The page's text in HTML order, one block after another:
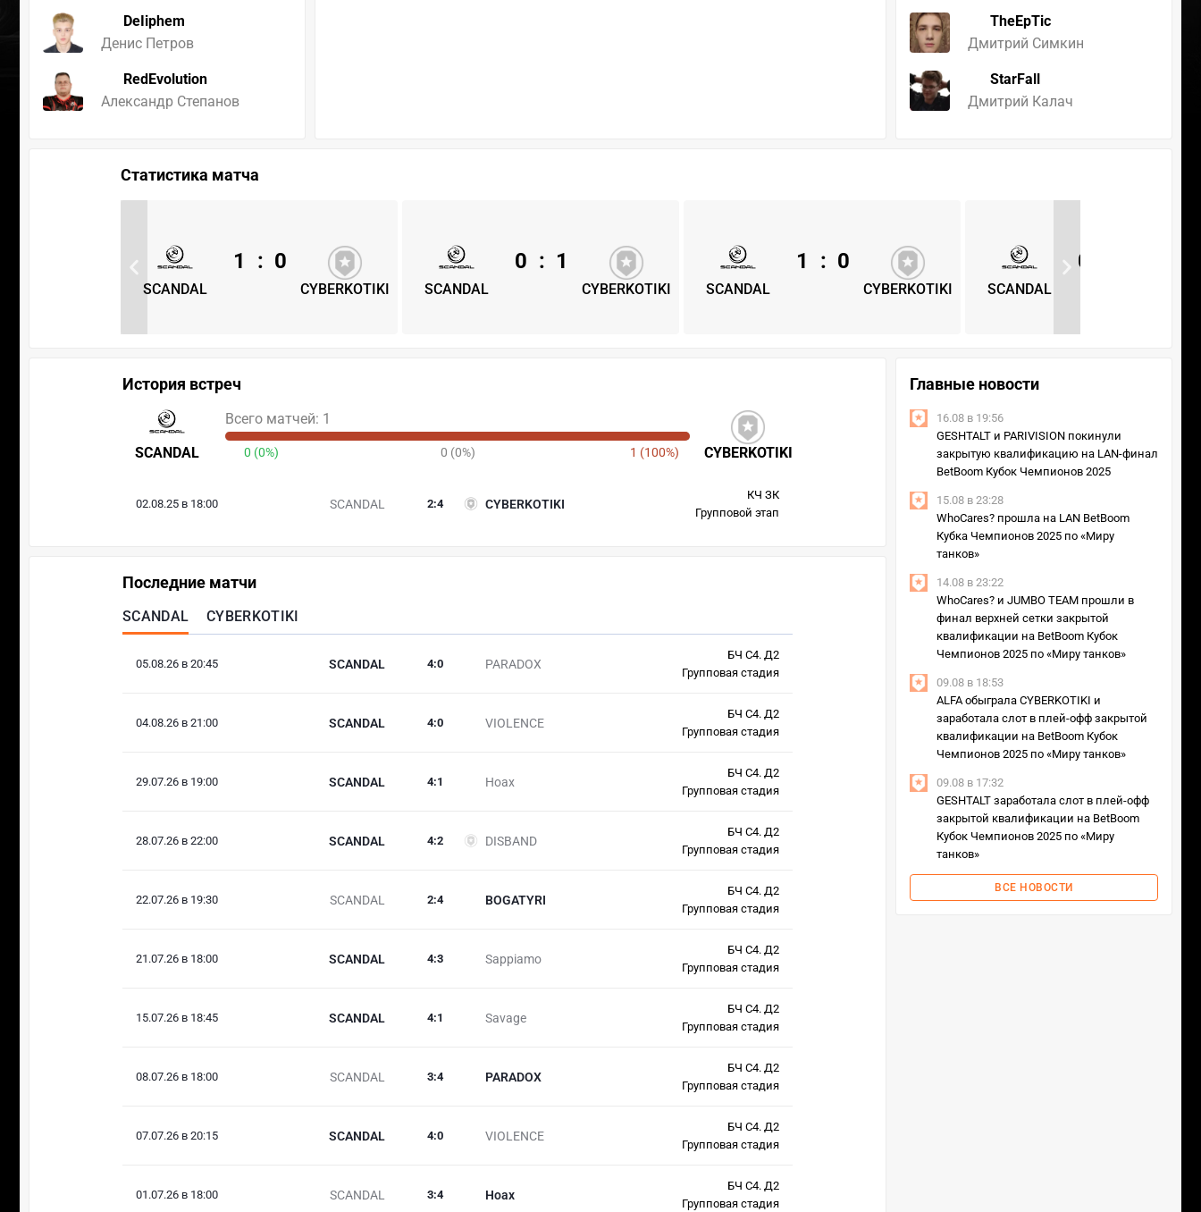
DeIiphem
Денис Петров
RedEvolution
Александр Степанов
TheEpTic
Дмитрий Симкин
StarFall
Дмитрий Калач
Статистика матча
SCANDAL CYBERKOTIKI
1 : 0
SCANDAL CYBERKOTIKI
0 : 1
SCANDAL CYBERKOTIKI
1 : 0
SCANDAL
0
История встреч
SCANDAL CYBERKOTIKI
Всего матчей: 1
0 (0%) 0 (0%) 1 (100%)
02.08.25 в 18:00 SCANDAL CYBERKOTIKI
2:4
КЧ ЗК
Групповой этап
Последние матчи
SCANDAL CYBERKOTIKI
05.08.26 в 20:45 SCANDAL PARADOX
4:0
БЧ С4. Д2
Групповая стадия
04.08.26 в 21:00 SCANDAL VIOLENCE
4:0
БЧ С4. Д2
Групповая стадия
29.07.26 в 19:00 SCANDAL Hoax
4:1
БЧ С4. Д2
Групповая стадия
28.07.26 в 22:00 SCANDAL DISBAND
4:2
БЧ С4. Д2
Групповая стадия
22.07.26 в 19:30 SCANDAL BOGATYRI
2:4
БЧ С4. Д2
Групповая стадия
21.07.26 в 18:00 SCANDAL Sappiamo
4:3
БЧ С4. Д2
Групповая стадия
15.07.26 в 18:45 SCANDAL Savage
4:1
БЧ С4. Д2
Групповая стадия
08.07.26 в 18:00 SCANDAL PARADOX
3:4
БЧ С4. Д2
Групповая стадия
07.07.26 в 20:15 SCANDAL VIOLENCE
4:0
БЧ С4. Д2
Групповая стадия
01.07.26 в 18:00 SCANDAL Hoax
3:4
БЧ С4. Д2
Групповая стадия
Главные новости
16.08 в 19:56
GESHTALT и PARIVISION покинули
закрытую квалификацию на LAN-финал
BetBoom Кубок Чемпионов 2025
15.08 в 23:28
WhoCares? прошла на LAN BetBoom
Кубка Чемпионов 2025 по «Миру
танков»
14.08 в 23:22
WhoCares? и JUMBO TEAM прошли в
финал верхней сетки закрытой
квалификации на BetBoom Кубок
Чемпионов 2025 по «Миру танков»
09.08 в 18:53
ALFA обыграла CYBERKOTIKI и
заработала слот в плей-офф закрытой
квалификации на BetBoom Кубок
Чемпионов 2025 по «Миру танков»
09.08 в 17:32
GESHTALT заработала слот в плей-офф
закрытой квалификации на BetBoom
Кубок Чемпионов 2025 по «Миру
танков»
ВСЕ НОВОСТИ